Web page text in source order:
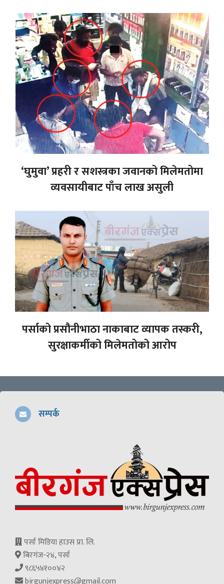
‘घुमुवा’ प्रहरी र सशस्त्रका जवानको मिलेमतोमा
व्यवसायीबाट पाँच लाख असुली
पर्साको प्रसौनीभाठा नाकाबाट व्यापक तस्करी,
सुरक्षाकर्मीको मिलेमतोको आरोप
सम्पर्क
पर्सा मिडिया हाउस प्रा. लि.
बिरगंज-२४, पर्सा
९८६५४१००४२